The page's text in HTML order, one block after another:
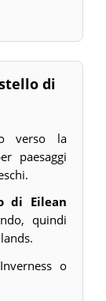
di
verso la
paesaggi
di Eilean
quindi
o